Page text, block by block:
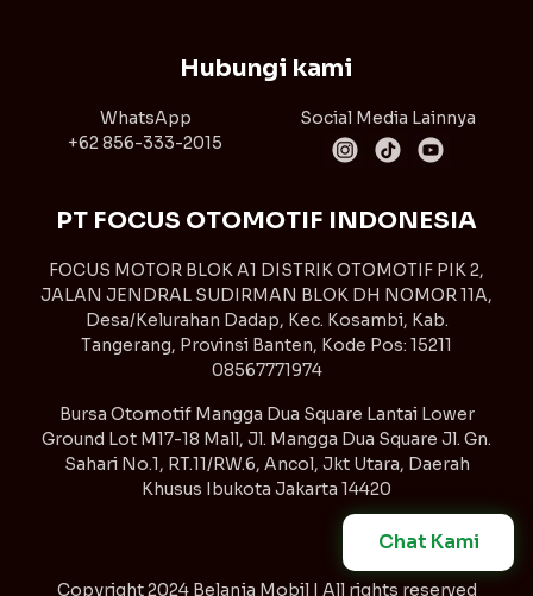
Chat Kami
Hubungi kami
WhatsApp
+62 856-333-2015
Social Media Lainnya
PT FOCUS OTOMOTIF INDONESIA
FOCUS MOTOR BLOK A1 DISTRIK OTOMOTIF PIK 2,
JALAN JENDRAL SUDIRMAN BLOK DH NOMOR 11A,
Desa/Kelurahan Dadap, Kec. Kosambi, Kab.
Tangerang, Provinsi Banten, Kode Pos: 15211
08567771974
Bursa Otomotif Mangga Dua Square Lantai Lower
Ground Lot M17-18 Mall, Jl. Mangga Dua Square Jl. Gn.
Sahari No.1, RT.11/RW.6, Ancol, Jkt Utara, Daerah
Khusus Ibukota Jakarta 14420
Copyright2024 Belanja Mobil | All rights reserved